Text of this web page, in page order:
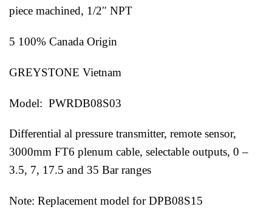
piece machined, 1/2″ NPT
5 100% Canada Origin
GREYSTONE Vietnam
Model: PWRDB08S03
Differential al pressure transmitter, remote sensor,
3000mm FT6 plenum cable, selectable outputs, 0 –
3.5, 7, 17.5 and 35 Bar ranges
Note: Replacement model for DPB08S15